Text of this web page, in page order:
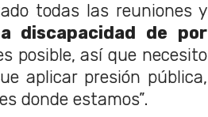
todas las reuniones y
discapacidad de por
posible, así que necesito
aplicar presión pública,
donde estamos”.